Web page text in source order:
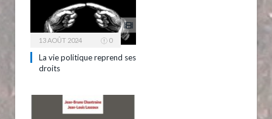
13 AOÛT 2024 0
La vie politique reprend ses
droits